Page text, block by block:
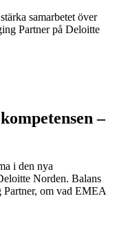
samarbetet över
Partner på Deloitte
–
i den nya
Norden. Balans
om vad EMEA